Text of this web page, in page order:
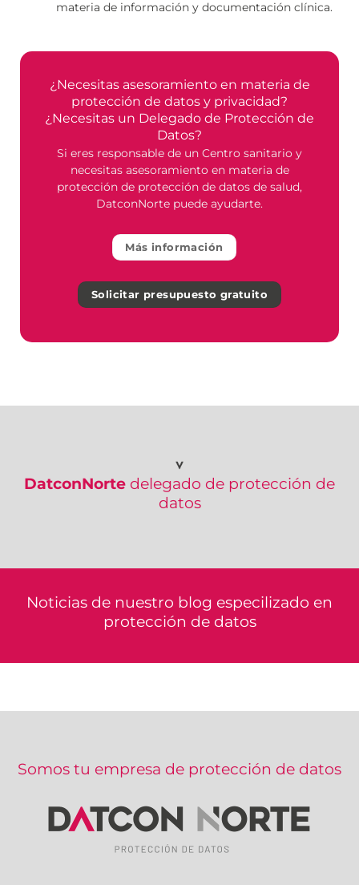
materia de información y documentación clínica.
¿Necesitas asesoramiento en materia de
protección de datos y privacidad?
¿Necesitas un Delegado de Protección de
Datos?
Si eres responsable de un Centro sanitario y
necesitas asesoramiento en materia de
protección de protección de datos de salud,
DatconNorte puede ayudarte.
Más información
Solicitar presupuesto gratuito
DatconNorte delegado de protección de
datos
Noticias de nuestro blog especilizado en
protección de datos
Somos tu empresa de protección de datos